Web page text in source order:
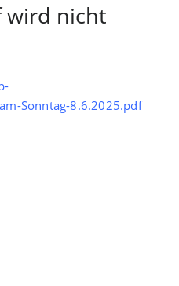
wird nicht
Sonntag-8.6.2025.pdf